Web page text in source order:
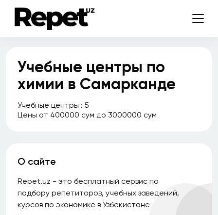
Учебные центры по
химии в Самарканде
Учебные центры : 5
Цены от 400000 сум до 3000000 сум
О сайте
Repet.uz - это бесплатный сервис по
подбору репетиторов, учебных заведений,
курсов по экономике в Узбекистане